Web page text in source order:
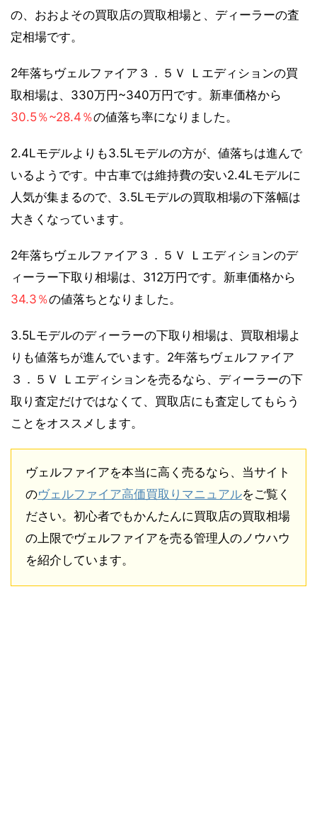
の、おおよその買取店の買取相場と、ディーラーの査
定相場です。
2年落ちヴェルファイア３．５Ｖ Ｌエディションの買
取相場は、330万円~340万円です。新車価格から
30.5％~28.4％の値落ち率になりました。
2.4Lモデルよりも3.5Lモデルの方が、値落ちは進んで
いるようです。中古車では維持費の安い2.4Lモデルに
人気が集まるので、3.5Lモデルの買取相場の下落幅は
大きくなっています。
2年落ちヴェルファイア３．５Ｖ Ｌエディションのデ
ィーラー下取り相場は、312万円です。新車価格から
34.3％の値落ちとなりました。
3.5Lモデルのディーラーの下取り相場は、買取相場よ
りも値落ちが進んでいます。2年落ちヴェルファイア
３．５Ｖ Ｌエディションを売るなら、ディーラーの下
取り査定だけではなくて、買取店にも査定してもらう
ことをオススメします。
ヴェルファイアを本当に高く売るなら、当サイト
のヴェルファイア高価買取りマニュアルをご覧く
ださい。初心者でもかんたんに買取店の買取相場
の上限でヴェルファイアを売る管理人のノウハウ
を紹介しています。